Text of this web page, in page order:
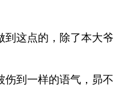
到这点的，除了本大爷
伤到一样的语气，昴不